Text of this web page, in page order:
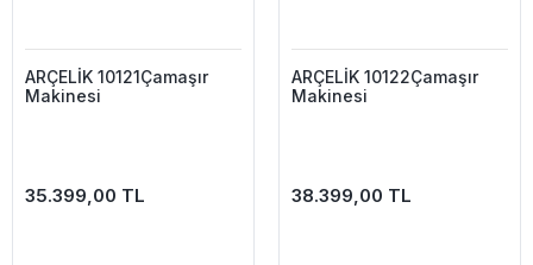
ARÇELİK 10121Çamaşır
Makinesi
35.399,00 TL
ARÇELİK 10122Çamaşır
Makinesi
38.399,00 TL